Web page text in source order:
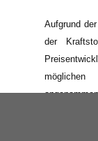
Aufgrund
der